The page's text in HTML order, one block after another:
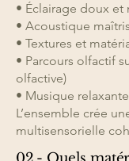
• Éclairage doux
• Acoustique
• Textures et
• Parcours olfactif
olfactive)
• Musique relaxante
L’ensemble crée
multisensorielle